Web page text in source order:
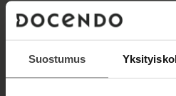
Suostumus
k
Kirjan